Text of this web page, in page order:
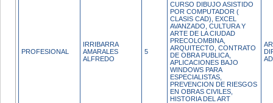
PROFESIONAL
IRRIBARRA
AMARALES
ALFREDO
5
CURSO DIBUJO ASISTIDO
POR COMPUTADOR (
CLASIS CAD), EXCEL
AVANZADO, CULTURA Y
ARTE DE LA CIUDAD
PRECOLOMBINA,
ARQUITECTO, CONTRATO
DE OBRA PUBLICA,
APLICACIONES BAJO
WINDOWS PARA
ESPECIALISTAS,
PREVENCION DE RIESGOS
EN OBRAS CIVILES,
HISTORIA DEL ART